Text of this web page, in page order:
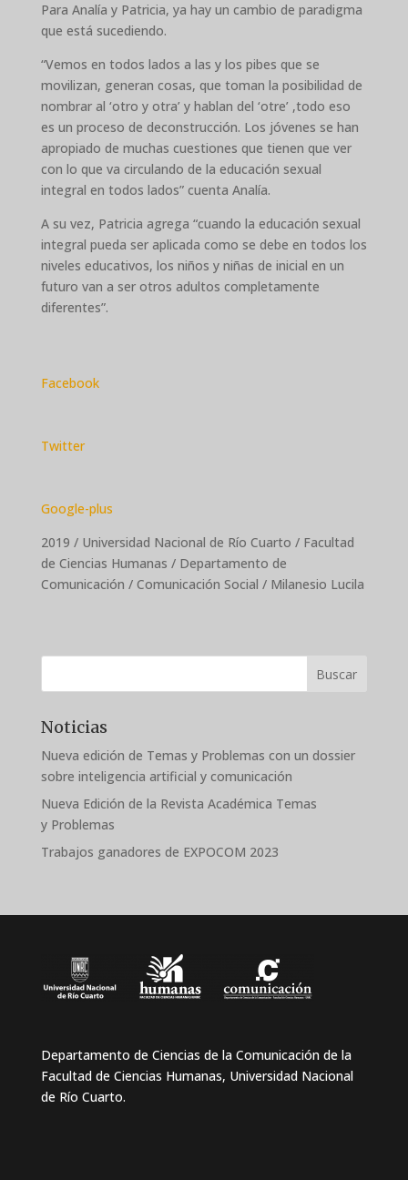
Para Analía y Patricia, ya hay un cambio de paradigma
que está sucediendo.
“Vemos en todos lados a las y los pibes que se
movilizan, generan cosas, que toman la posibilidad de
nombrar al ‘otro y otra’ y hablan del ‘otre’ ,todo eso
es un proceso de deconstrucción. Los jóvenes se han
apropiado de muchas cuestiones que tienen que ver
con lo que va circulando de la educación sexual
integral en todos lados” cuenta Analía.
A su vez, Patricia agrega “cuando la educación sexual
integral pueda ser aplicada como se debe en todos los
niveles educativos, los niños y niñas de inicial en un
futuro van a ser otros adultos completamente
diferentes”.
Facebook
Twitter
Google-plus
2019 / Universidad Nacional de Río Cuarto / Facultad
de Ciencias Humanas / Departamento de
Comunicación / Comunicación Social / Milanesio Lucila
Buscar
Noticias
Nueva edición de Temas y Problemas con un dossier
sobre inteligencia artificial y comunicación
Nueva Edición de la Revista Académica Temas
y Problemas
Trabajos ganadores de EXPOCOM 2023
Departamento de Ciencias de la Comunicación de la
Facultad de Ciencias Humanas, Universidad Nacional
de Río Cuarto.